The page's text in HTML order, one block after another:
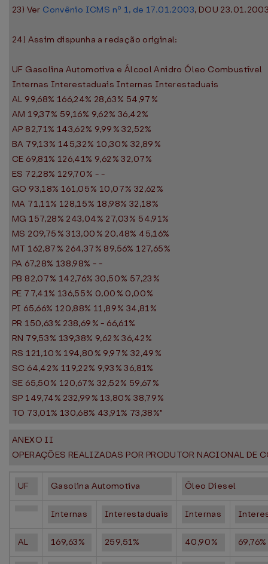
23) Ver Convênio ICMS nº 1, de 17.01.2003, DOU
24) Assim dispunha a redação original:
UF Gasolina Automotiva e Álcool Anidro Óleo Combustível
Internas Interestaduais Internas Interestaduais
AL 99,68% 166,24% 28,63% 54,97%
AM 19,37% 59,16% 9,62% 36,42%
AP 82,71% 143,62% 9,99% 32,52%
BA 79,13% 145,32% 10,30% 32,89%
CE 69,81% 126,41% 9,62% 32,07%
ES 72,28% 129,70% - -
GO 93,18% 161,05% 10,07% 32,62%
MA 71,11% 128,15% 18,98% 32,18%
MG 157,28% 243,04% 27,03% 54,91%
MS 209,75% 313,00% 20,48% 45,16%
MT 162,87% 264,37% 89,56% 127,65%
PA 67,28% 138,98% - -
PB 82,07% 142,76% 30,50% 57,23%
PE 77,41% 136,55% 0,00% 0,00%
PI 65,66% 120,88% 11,89% 34,81%
PR 150,63% 238,69% - 66,61%
RN 79,53% 139,38% 9,62% 36,42%
RS 121,10% 194,80% 9,97% 32,49%
SC 64,42% 119,22% 9,93% 36,81%
SE 65,50% 120,67% 32,52% 59,67%
SP 149,74% 232,99% 13,80% 38,79%
TO 73,01% 130,68% 43,91% 73,38%"
ANEXO II
OPERAÇÕES REALIZADAS POR PRODUTOR NACIONAL DE
UF Gasolina Automotiva Óleo Diesel
Internas Interestaduais Internas
AL 169,63% 259,51% 40,90% 69,76%